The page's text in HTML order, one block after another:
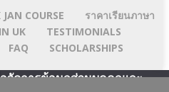
JAN COURSE
ราคาเรียนภาษา
UK
TESTIMONIALS
FAQ SCHOLARSHIPS
จัดการข้อมูลส่วนบุคคลและ